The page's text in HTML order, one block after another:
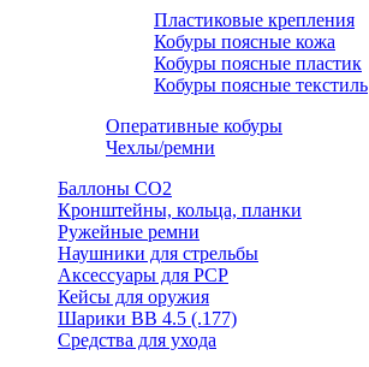
Пластиковые крепления
Кобуры поясные кожа
Кобуры поясные пластик
Кобуры поясные текстиль
Оперативные кобуры
Чехлы/ремни
Баллоны СО2
Кронштейны, кольца, планки
Ружейные ремни
Наушники для стрельбы
Аксессуары для PCP
Кейсы для оружия
Шарики ВВ 4.5 (.177)
Средства для ухода